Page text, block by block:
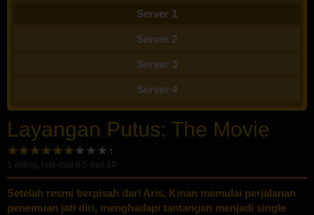
Server 1
Server 2
Server 3
Server 4
Layangan Putus: The Movie
1 voting, rata-rata 6.5 dari 10
Setelah resmi berpisah dari Aris, Kinan memulai perjalanan
penemuan jati diri, menghadapi tantangan menjadi single